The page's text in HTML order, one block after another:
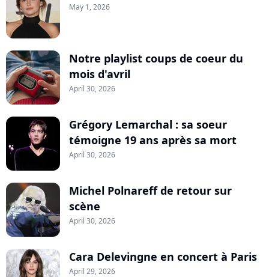
May 1, 2026
Notre playlist coups de coeur du
mois d'avril
April 30, 2026
Grégory Lemarchal : sa soeur
témoigne 19 ans après sa mort
April 30, 2026
Michel Polnareff de retour sur
scène
April 30, 2026
Cara Delevingne en concert à Paris
April 29, 2026